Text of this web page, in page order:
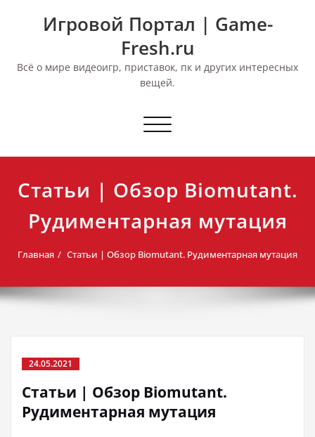
Игровой Портал | Game-
Fresh.ru
Всё о мире видеоигр, приставок, пк и других интересных
вещей.
Переключить
Статьи | Обзор Biomutant.
Рудиментарная мутация
Главная Статьи | Обзор Biomutant. Рудиментарная мутация
24.05.2021
Статьи | Обзор Biomutant.
Рудиментарная мутация